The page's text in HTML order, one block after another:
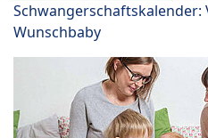
Schwangerschaftskalender:
Wunschbaby